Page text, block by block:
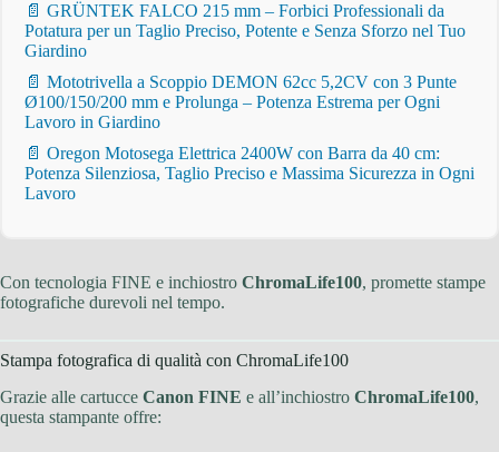
📄 GRÜNTEK FALCO 215 mm – Forbici Professionali da
Potatura per un Taglio Preciso, Potente e Senza Sforzo nel Tuo
Giardino
📄 Mototrivella a Scoppio DEMON 62cc 5,2CV con 3 Punte
Ø100/150/200 mm e Prolunga – Potenza Estrema per Ogni
Lavoro in Giardino
📄 Oregon Motosega Elettrica 2400W con Barra da 40 cm:
Potenza Silenziosa, Taglio Preciso e Massima Sicurezza in Ogni
Lavoro
Con tecnologia FINE e inchiostro ChromaLife100, promette stampe
fotografiche durevoli nel tempo.
Stampa fotografica di qualità con ChromaLife100
Grazie alle cartucce Canon FINE e all’inchiostro ChromaLife100,
questa stampante offre: